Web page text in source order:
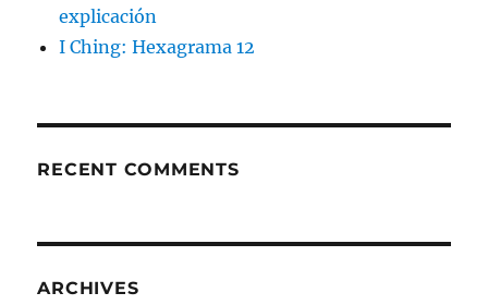
explicación
I Ching: Hexagrama 12
RECENT COMMENTS
ARCHIVES